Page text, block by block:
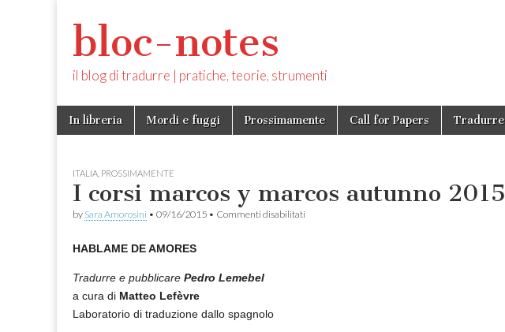
bloc-notes
il blog di tradurre | pratiche, teorie, strumenti
Main
menu
Skip
In libreria Mordi e fuggi Prossimamente Call for Papers Tradurre
ITALIA PROSSIMAMENTE
I corsi marcos y marcos autunno 2015
by Sara Amorosini • 09/16/2015 • Commenti disabilitati
HABLAME DE AMORES
Tradurre e pubblicare Pedro Lemebel
a cura di Matteo Lefèvre
Laboratorio di traduzione dallo spagnolo